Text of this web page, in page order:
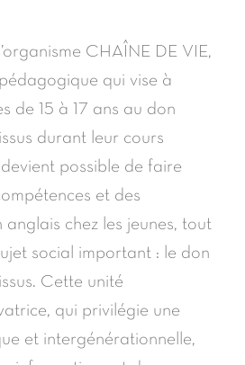
CHAÎNE DE VIE,
qui vise à
de 15 à 17 ans au don
durant leur cours
devient possible de faire
et des
anglais chez les jeunes, tout
social important : le don
Cette unité
qui privilégie une
et intergénérationnelle,